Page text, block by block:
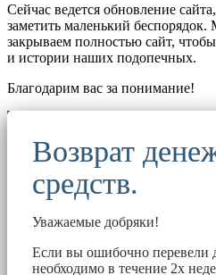
Сейчас ведется обновление
заметить маленький
закрываем полностью сайт,
и истории наших подопечных.
Благодарим вас за понимание!
Возврат
средств.
Уважаемые добряки!
Если вы ошибочно перевели
необходимо в течение 2х